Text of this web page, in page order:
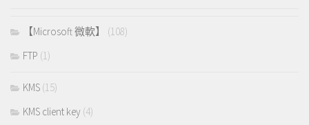
【Microsoft 微軟】
(108)
FTP (1)
KMS (15)
KMS client key (4)